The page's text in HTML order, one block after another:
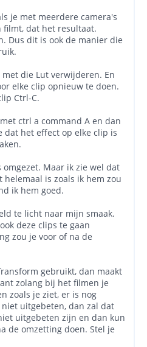
je met meerdere camera's
dat het resultaat.
Dus dit is ook de manier die
die Lut verwijderen. En
elke clip opnieuw te doen.
Ctrl-C.
ctrl a command A en dan
dat het effect op elke clip is
Maar ik zie wel dat
is zoals ik hem zou
ik hem goed.
te licht naar mijn smaak.
deze clips te gaan
zou je voor of na de
gebruikt, dan maakt
zolang bij het filmen je
zoals je ziet, er is nog
uitgebeten, dan zal dat
uitgebeten zijn en dan kun
de omzetting doen. Stel je